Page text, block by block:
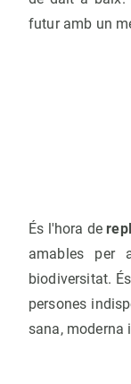
futur amb un
És l'hora de
amables per
biodiversitat.
persones
sana, moderna